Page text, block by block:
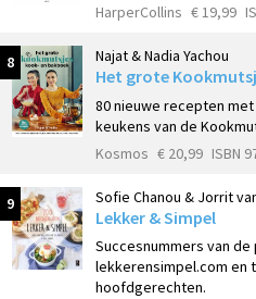
HarperCollins € 19,99
8 Najat & Nadia Yachou
Het grote
80 nieuwe recepten
keukens van de
Kosmos € 20,99 ISBN
9 Sofie Chanou & Jorrit
Lekker & Simpel
Succesnummers van
lekkerensimpel.com en
hoofdgerechten.